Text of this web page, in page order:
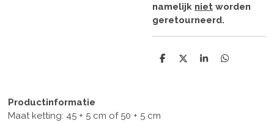
namelijk niet worden
geretourneerd.
D
D
S
D
Productinformatie
Maat ketting: 45 + 5 cm of 50 + 5 cm